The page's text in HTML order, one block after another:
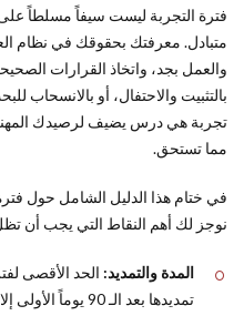
فترة التجربة ليست سيفاً مسلطاً
متبادل. معرفتك بحقوقك في نظام
والعمل بجد، واتخاذ القرارات
بالتثبيت والاحتفال، أو
تجربة هي درس يضيف لرصيدك
مما تستحق.
في ختام هذا الدليل الشامل حول
نوجز لك أهم النقاط التي يجب أن
المدة والتمديد:
تمديدها بعد الـ 90 يوماً الأولى إلا بموافقة خطية من الطرفين.